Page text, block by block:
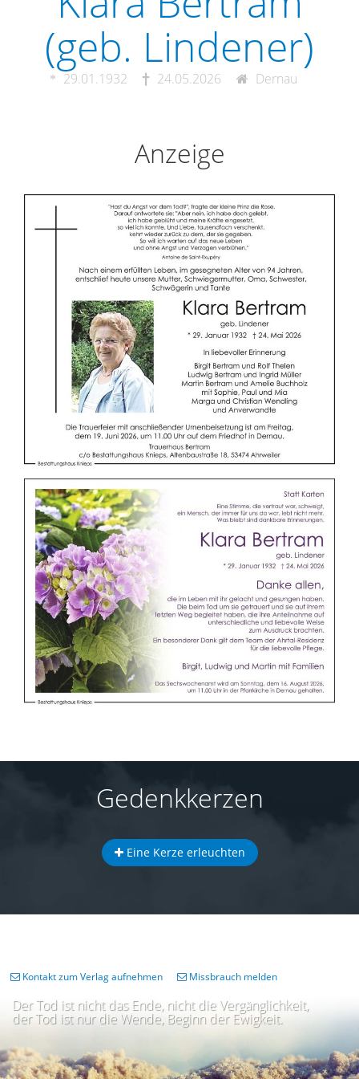
(geb. Lindener)
29.01.1932 24.05.2026 Dernau
Anzeige
Gedenkkerzen
Eine Kerze erleuchten
Der Tod ist nicht das Ende, nicht die Vergänglichkeit,
der Tod ist nur die Wende, Beginn der Ewigkeit.
Kontakt zum Verlag aufnehmen Missbrauch melden